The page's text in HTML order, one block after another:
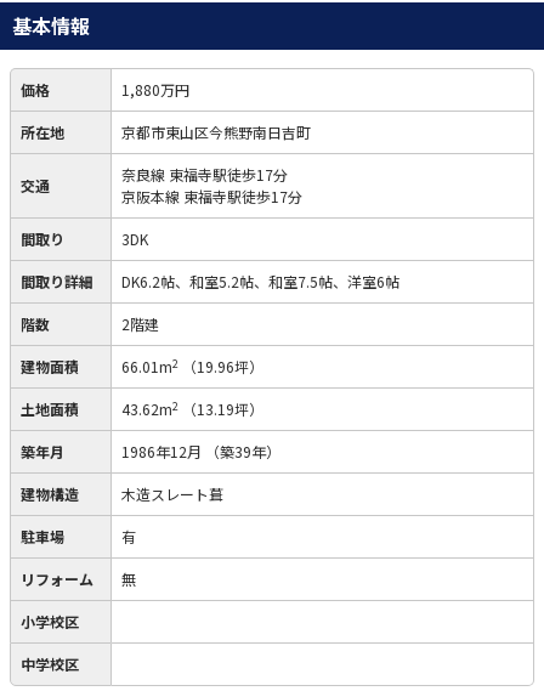
基本情報
価格 1,880万円
所在地 京都市東山区今熊野南日吉町
交通
奈良線 東福寺駅徒歩17分
京阪本線 東福寺駅徒歩17分
間取り 3DK
間取り詳細 DK6.2帖、和室5.2帖、和室7.5帖、洋室6帖
階数 2階建
建物面積 66.01m2 （19.96坪）
土地面積 43.62m2 （13.19坪）
築年月 1986年12月 （築39年）
建物構造 木造スレート葺
駐車場 有
リフォーム 無
小学校区
中学校区